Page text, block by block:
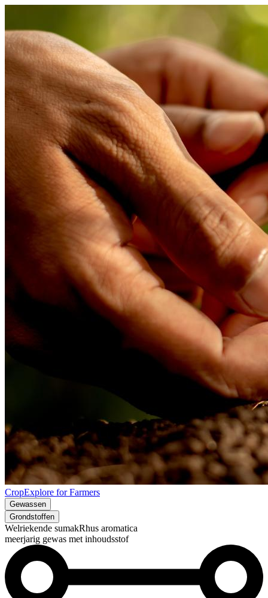
CropExplore for Farmers
Gewassen
Grondstoffen
Welriekende sumakRhus aromatica
meerjarig gewas met inhoudsstof